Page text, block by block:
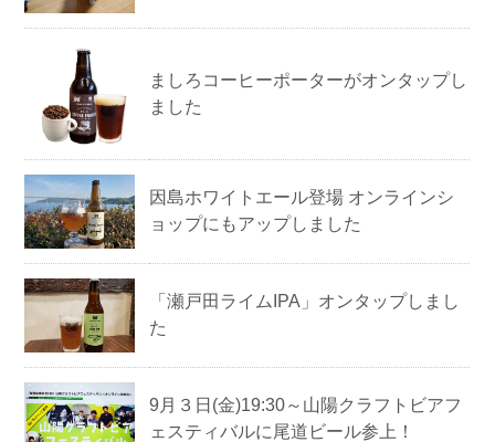
ましろコーヒーポーターがオンタップし
ました
因島ホワイトエール登場 オンラインシ
ョップにもアップしました
「瀬戸田ライムIPA」オンタップしまし
た
9月３日(金)19:30～山陽クラフトビアフ
ェスティバルに尾道ビール参上！